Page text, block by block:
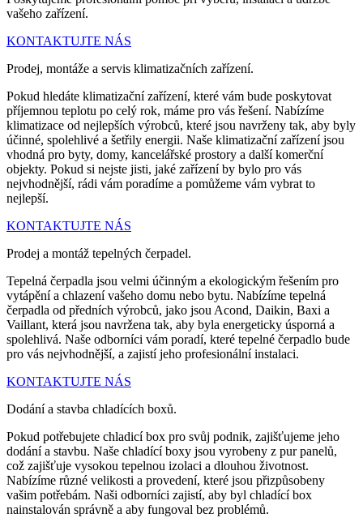
vašeho zařízení.
KONTAKTUJTE NÁS
Prodej, montáže a servis klimatizačních zařízení.
Pokud hledáte klimatizační zařízení, které vám bude poskytovat
příjemnou teplotu po celý rok, máme pro vás řešení. Nabízíme
klimatizace od nejlepších výrobců, které jsou navrženy tak, aby byly
účinné, spolehlivé a šetřily energii. Naše klimatizační zařízení jsou
vhodná pro byty, domy, kancelářské prostory a další komerční
objekty. Pokud si nejste jisti, jaké zařízení by bylo pro vás
nejvhodnější, rádi vám poradíme a pomůžeme vám vybrat to
nejlepší.
KONTAKTUJTE NÁS
Prodej a montáž tepelných čerpadel.
Tepelná čerpadla jsou velmi účinným a ekologickým řešením pro
vytápění a chlazení vašeho domu nebo bytu. Nabízíme tepelná
čerpadla od předních výrobců, jako jsou Acond, Daikin, Baxi a
Vaillant, která jsou navržena tak, aby byla energeticky úsporná a
spolehlivá. Naše odborníci vám poradí, které tepelné čerpadlo bude
pro vás nejvhodnější, a zajistí jeho profesionální instalaci.
KONTAKTUJTE NÁS
Dodání a stavba chladících boxů.
Pokud potřebujete chladicí box pro svůj podnik, zajišťujeme jeho
dodání a stavbu. Naše chladící boxy jsou vyrobeny z pur panelů,
což zajišťuje vysokou tepelnou izolaci a dlouhou životnost.
Nabízíme různé velikosti a provedení, které jsou přizpůsobeny
vašim potřebám. Naši odborníci zajistí, aby byl chladící box
nainstalován správně a aby fungoval bez problémů.